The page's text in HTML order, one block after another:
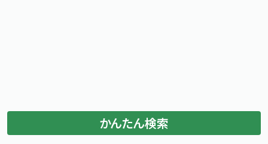
文字の大きさをもとの大きさに戻す
文字を大きくする
背景色変更 白
背景色の変更：白
黒
背景色の変更：黒
青
背景色の変更：青
かんたん検索